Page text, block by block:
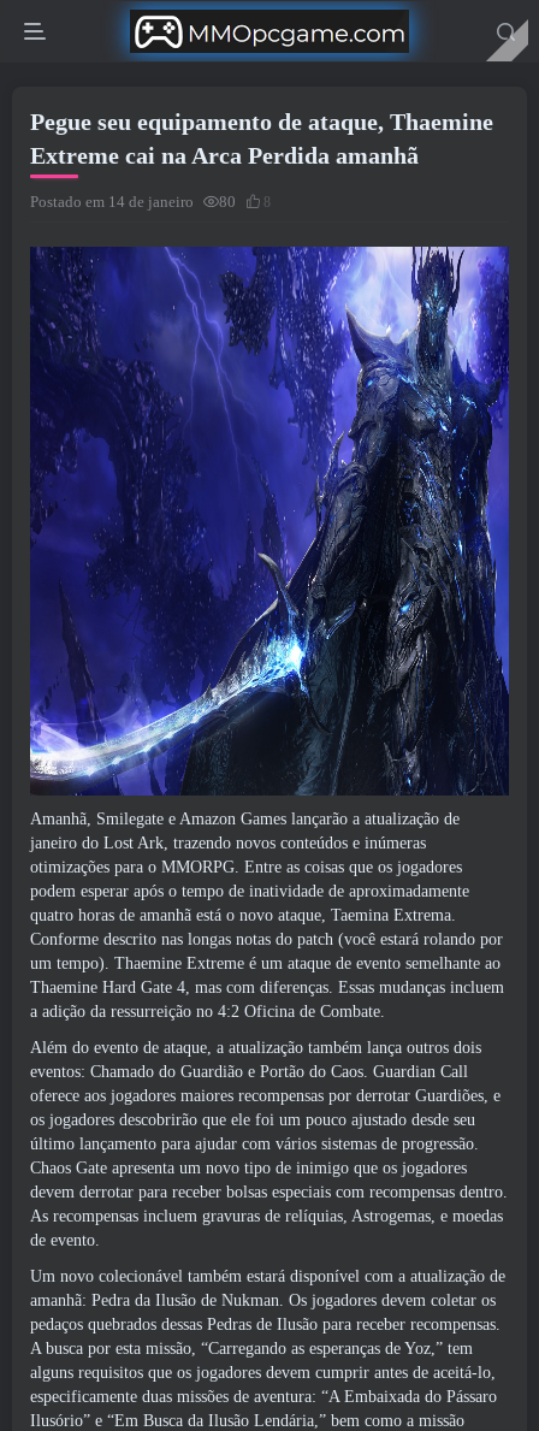
Pegue seu equipamento de ataque, Thaemine
Extreme cai na Arca Perdida amanhã
Postado em 14 de janeiro 80 8
Amanhã, Smilegate e Amazon Games lançarão a atualização de
janeiro do Lost Ark, trazendo novos conteúdos e inúmeras
otimizações para o MMORPG. Entre as coisas que os jogadores
podem esperar após o tempo de inatividade de aproximadamente
quatro horas de amanhã está o novo ataque, Taemina Extrema.
Conforme descrito nas longas notas do patch (você estará rolando por
um tempo). Thaemine Extreme é um ataque de evento semelhante ao
Thaemine Hard Gate 4, mas com diferenças. Essas mudanças incluem
a adição da ressurreição no 4:2 Oficina de Combate.
Além do evento de ataque, a atualização também lança outros dois
eventos: Chamado do Guardião e Portão do Caos. Guardian Call
oferece aos jogadores maiores recompensas por derrotar Guardiões, e
os jogadores descobrirão que ele foi um pouco ajustado desde seu
último lançamento para ajudar com vários sistemas de progressão.
Chaos Gate apresenta um novo tipo de inimigo que os jogadores
devem derrotar para receber bolsas especiais com recompensas dentro.
As recompensas incluem gravuras de relíquias, Astrogemas, e moedas
de evento.
Um novo colecionável também estará disponível com a atualização de
amanhã: Pedra da Ilusão de Nukman. Os jogadores devem coletar os
pedaços quebrados dessas Pedras de Ilusão para receber recompensas.
A busca por esta missão, “Carregando as esperanças de Yoz,” tem
alguns requisitos que os jogadores devem cumprir antes de aceitá-lo,
especificamente duas missões de aventura: “A Embaixada do Pássaro
Ilusório” e “Em Busca da Ilusão Lendária,” bem como a missão